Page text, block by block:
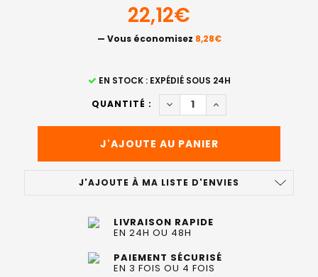
22,12€
— Vous économisez 8,28€
EN STOCK : EXPÉDIÉ SOUS 24H
QUANTITÉ :
DIMINUER LA QUANTITÉ DE
AUGMENTER LA
J'AJOUTE À MA LISTE D'ENVIES
LIVRAISON RAPIDE
EN 24H OU 48H
PAIEMENT SÉCURISÉ
EN 3 FOIS OU 4 FOIS